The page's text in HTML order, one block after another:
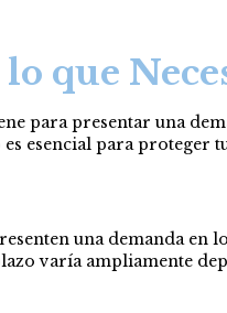
que
para presentar una
esencial para proteger
una demanda en
varía ampliamente